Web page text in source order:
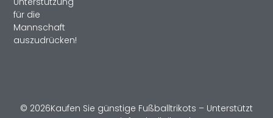
für die
Mannschaft
auszudrücken!
© 2026Kaufen Sie günstige Fußballtrikots – Unterstützt